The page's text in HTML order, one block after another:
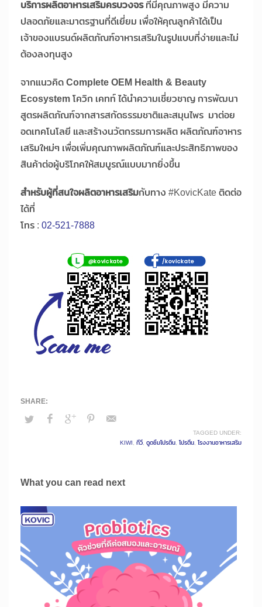
บริการผลิตอาหารเสริมครบวงจรที่มีคุณภาพสูง มีความ
ปลอดภัยและมาตรฐานที่ดีเยี่ยม เพื่อให้คุณลูกค้าได้เป็น
เจ้าของแบรนด์ผลิตภัณฑ์อาหารเสริมในรูปแบบที่ง่ายและไม่
ต้องลงทุนสูง
จากแนวคิดComplete OEM Health & Beauty
Ecosystemโควิก เคทท์ ได้นำความเชี่ยวชาญ การพัฒนา
สูตรผลิตภัณฑ์จากสารสกัดธรรมชาติและสมุนไพร มาต่อย
อดเทคโนโลยี และสร้างนวัตกรรมการผลิต ผลิตภัณฑ์อาหาร
เสริมใหม่ๆ เพื่อเพิ่มคุณภาพผลิตภัณฑ์และประสิทธิภาพของ
สินค้าต่อผู้บริโภคให้สมบูรณ์แบบมากยิ่งขึ้น
สำหรับผู้ที่สนใจผลิตอาหารเสริมกับทาง #KovicKate ติดต่อ
ได้ที่
โทร : 02-521-7888
TAGGED UNDER:
KIWI, กีวี, ดูดซึมโปรตีน, โปรตีน, โรงงานอาหารเสริม
What you can read next